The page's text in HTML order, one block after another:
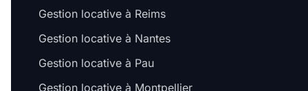
Gestion locative à Reims
Gestion locative à Nantes
Gestion locative à Pau
Gestion locative à Montpellier